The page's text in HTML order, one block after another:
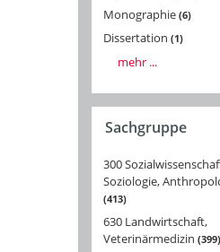
Monographie 6
Dissertation 1
mehr ...
Sachgruppe
300
Soziologie,
413
630 Landwirtschaft,
Veterinärmedizin 399